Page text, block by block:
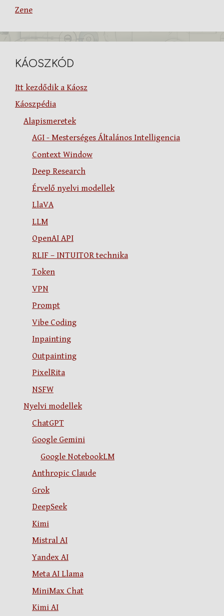
Zene
KÁOSZKÓD
Itt kezdődik a Káosz
Káoszpédia
Alapismeretek
AGI - Mesterséges Általános Intelligencia
Context Window
Deep Research
Érvelő nyelvi modellek
LlaVA
LLM
OpenAI API
RLIF – INTUITOR technika
Token
VPN
Prompt
Vibe Coding
Inpainting
Outpainting
PixelRita
NSFW
Nyelvi modellek
ChatGPT
Google Gemini
Google NotebookLM
Anthropic Claude
Grok
DeepSeek
Kimi
Mistral AI
Yandex AI
Meta AI Llama
MiniMax Chat
Kimi AI